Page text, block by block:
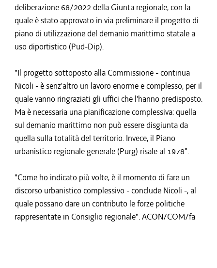
deliberazione 68/2022 della Giunta regionale, con la
quale è stato approvato in via preliminare il progetto di
piano di utilizzazione del demanio marittimo statale a
uso diportistico (Pud-Dip).
"Il progetto sottoposto alla Commissione - continua
Nicoli - è senz'altro un lavoro enorme e complesso, per il
quale vanno ringraziati gli uffici che l'hanno predisposto.
Ma è necessaria una pianificazione complessiva: quella
sul demanio marittimo non può essere disgiunta da
quella sulla totalità del territorio. Invece, il Piano
urbanistico regionale generale (Purg) risale al 1978".
"Come ho indicato più volte, è il momento di fare un
discorso urbanistico complessivo - conclude Nicoli -, al
quale possano dare un contributo le forze politiche
rappresentate in Consiglio regionale". ACON/COM/fa